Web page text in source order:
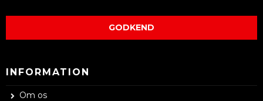
GODKEND
INFORMATION
Om os